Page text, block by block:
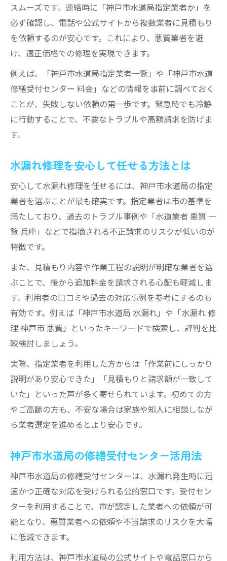
スムーズです。連絡時に「神戸市水道局指定業者か」を
必ず確認し、電話や公式サイトから複数業者に見積もり
を依頼するのが安心です。これにより、悪質業者を避
け、適正価格での修理を実現できます。
例えば、「神戸市水道局指定業者一覧」や「神戸市水道
修繕受付センター 料金」などの情報を事前に調べておく
ことが、失敗しない依頼の第一歩です。緊急時でも冷静
に行動することで、不要なトラブルや高額請求を防げま
す。
水漏れ修理を安心して任せる方法とは
安心して水漏れ修理を任せるには、神戸市水道局の指定
業者を選ぶことが最も確実です。指定業者は市の基準を
満たしており、過去のトラブル事例や「水道業者 悪質 一
覧 兵庫」などで指摘される不正請求のリスクが低いのが
特徴です。
また、見積もり内容や作業工程の説明が明確な業者を選
ぶことで、後から追加料金を請求される心配も軽減しま
す。利用者の口コミや過去の対応事例を参考にするのも
有効です。例えば「神戸市水道局 水漏れ」や「水漏れ 修
理 神戸市 悪質」といったキーワードで検索し、評判を比
較検討しましょう。
実際、指定業者を利用した方からは「作業前にしっかり
説明があり安心できた」「見積もりと請求額が一致して
いた」といった声が多く寄せられています。初めての方
やご高齢の方も、不安な場合は家族や知人に相談しなが
ら業者選定を進めるとより安心です。
神戸市水道局の修繕受付センター活用法
神戸市水道局の修繕受付センターは、水漏れ発生時に迅
速かつ正確な対応を受けられる公的窓口です。受付セン
ターを利用することで、市が認定した業者への依頼が可
能となり、悪質業者への依頼や不当請求のリスクを大幅
に低減できます。
利用方法は、神戸市水道局の公式サイトや電話窓口から